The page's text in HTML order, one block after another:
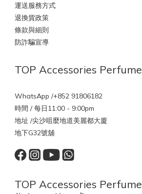
運送服務方式
退換貨政策
條款與細則
防詐騙宣導
TOP Accessories Perfume
WhatsApp /+852 91806182
時間 / 每日11:00 - 9:00pm
地址 /尖沙咀麼地道美麗都大廈
地下G32號舖
TOP Accessories Perfume